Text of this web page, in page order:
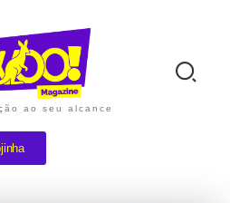
ao seu alcance